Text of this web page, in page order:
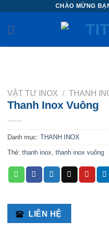
CHÀO MỪNG
VẬT TƯ INOX / THANH
Thanh Inox Vuông
Danh mục: THANH INOX
Thẻ: thanh inox, thanh inox vuông
LIÊN HỆ